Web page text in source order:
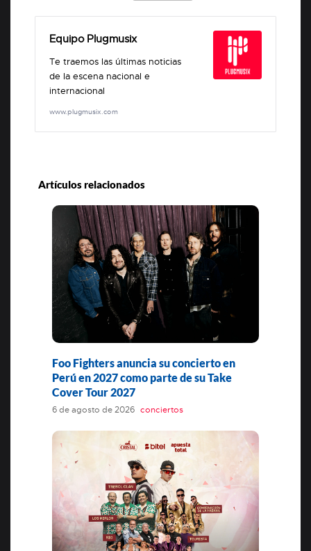
Equipo Plugmusix
Te traemos las últimas noticias
de la escena nacional e
internacional
www.plugmusix.com
Artículos relacionados
Foo Fighters anuncia su concierto en
Perú en 2027 como parte de su Take
Cover Tour 2027
6 de agosto de 2026 conciertos